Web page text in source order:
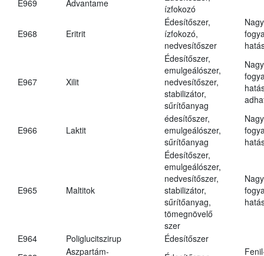
E969
Advantame
ízfokozó
E968 Eritrit
Édesítőszer,
ízfokozó,
nedvesítőszer
E967 Xilit
Édesítőszer,
emulgeálószer,
nedvesítőszer,
stabilizátor,
sűrítőanyag
E966 Laktit
édesítőszer,
emulgeálószer,
sűrítőanyag
E965 Maltitok
Édesítőszer,
emulgeálószer,
nedvesítőszer,
stabilizátor,
sűrítőanyag,
tömegnövelő
szer
E964 Poliglucitszirup
Édesítőszer
Aszpartám-